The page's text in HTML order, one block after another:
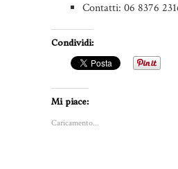
Contatti: 06 8376
Condividi:
Mi piace:
Caricamento...